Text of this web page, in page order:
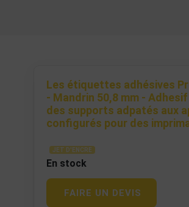
Les étiquettes adhésives
- Mandrin 50,8 mm -
des supports adpatés aux
configurés pour des
JET D'ENCRE
En stock
FAIRE UN DEVIS